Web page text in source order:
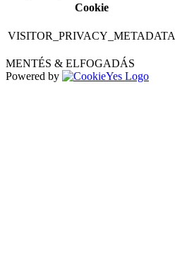
Cookie
VISITOR_PRIVACY_METADATA
MENTÉS & ELFOGADÁS
Powered by